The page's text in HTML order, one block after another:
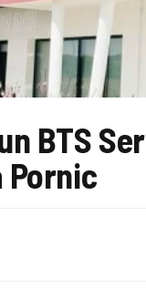
BTS
Pornic